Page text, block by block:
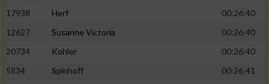
17938
Herf
00:26:40
12627
Susanne Victoria
00:26:40
20734
Kohler
00:26:40
5834
Spinhoff
00:26:41